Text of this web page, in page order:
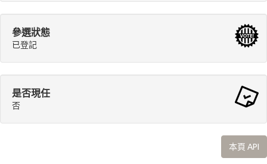
參選狀態
已登記
是否現任
否
本頁 API